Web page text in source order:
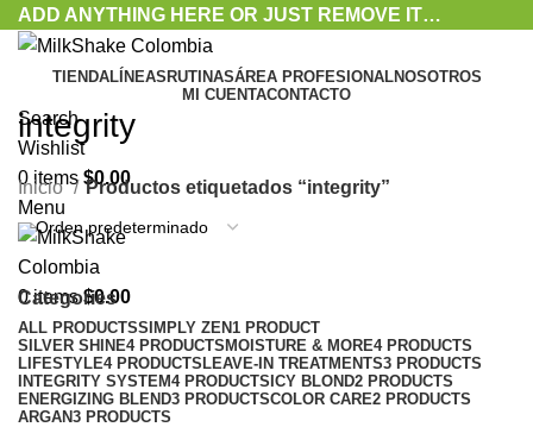
ADD ANYTHING HERE OR JUST REMOVE IT…
TIENDALÍNEAS RUTINASÁREA PROFESIONALNOSOTROS
MI CUENTACONTACTO
Search
Wishlist
0 items $0.00
Menu
0items $0.00
integrity
Inicio Productos etiquetados “integrity”
Categories
ALL PRODUCTSSIMPLY ZEN1 PRODUCT
SILVER SHINE4 PRODUCTS MOISTURE & MORE4 PRODUCTS
LIFESTYLE4 PRODUCTS LEAVE-IN TREATMENTS3 PRODUCTS
INTEGRITY SYSTEM4 PRODUCTS ICY BLOND2 PRODUCTS
ENERGIZING BLEND3 PRODUCTSCOLOR CARE2 PRODUCTS
ARGAN3 PRODUCTS